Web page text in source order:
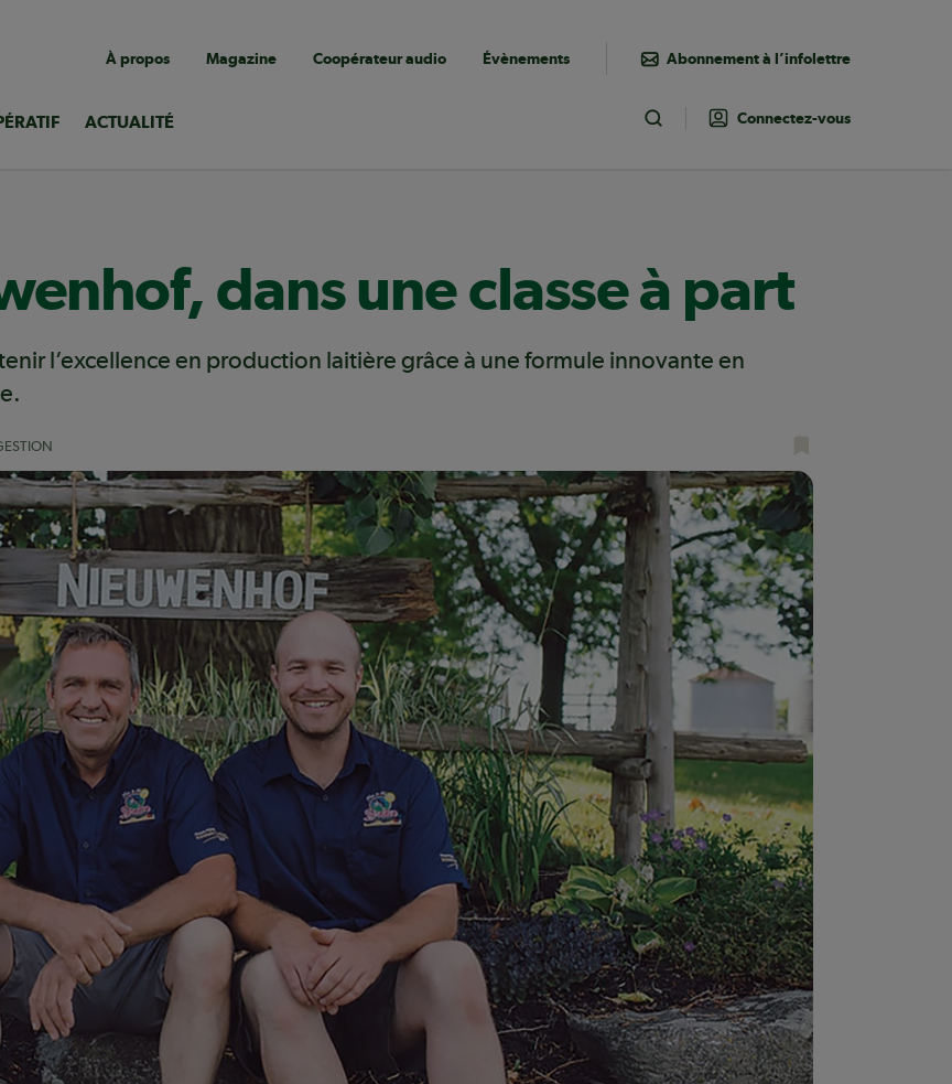
Navigation
utilitaire
À propos Magazine Coopérateur audio Évènements Abonnement à l’infolettre
ACTUALITÉ Toggle Search
Connectez-vous
dans une classe à part
l’excellence en production laitière grâce à une formule innovante en